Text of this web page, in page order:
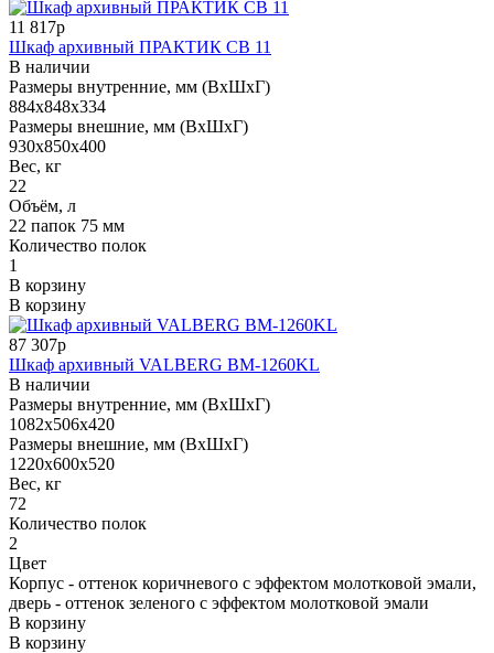
11 817р
Шкаф архивный ПРАКТИК СВ 11
В наличии
Размеры внутренние, мм (ВхШхГ)
884x848x334
Размеры внешние, мм (ВхШхГ)
930x850x400
Вес, кг
22
Объём, л
22 папок 75 мм
Количество полок
1
В корзину
В корзину
87 307р
Шкаф архивный VALBERG BM-1260KL
В наличии
Размеры внутренние, мм (ВхШхГ)
1082x506x420
Размеры внешние, мм (ВхШхГ)
1220x600x520
Вес, кг
72
Количество полок
2
Цвет
Корпус - оттенок коричневого с эффектом молотковой эмали,
дверь - оттенок зеленого с эффектом молотковой эмали
В корзину
В корзину